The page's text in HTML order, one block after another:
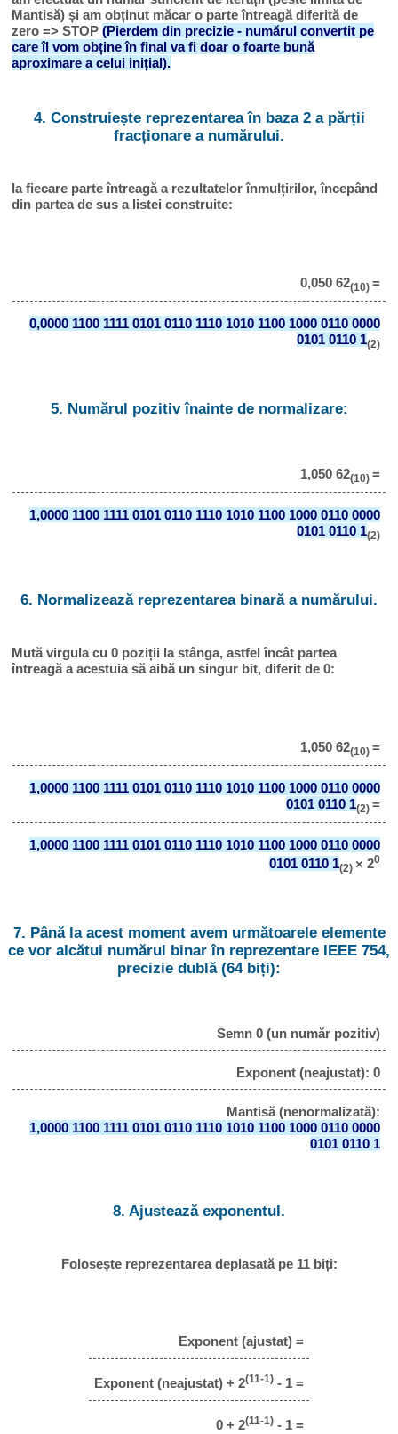
Mantisă) și am obținut măcar o parte întreagă diferită de
zero => STOP(Pierdem din precizie - numărul convertit pe
care îl vom obține în final va fi doar o foarte bună
aproximare a celui inițial).
4. Construiește reprezentarea în baza 2 a părții
fracționare a numărului.
Ia fiecare parte întreagă a rezultatelor înmulțirilor, începând
din partea de sus a listei construite:
0,050 62(10) =
0,0000 1100 1111 0101 0110 1110 1010 1100 1000 0110 0000
0101 0110 1(2)
5. Numărul pozitiv înainte de normalizare:
1,050 62(10) =
1,0000 1100 1111 0101 0110 1110 1010 1100 1000 0110 0000
0101 0110 1(2)
6. Normalizează reprezentarea binară a numărului.
Mută virgula cu 0 poziții la stânga, astfel încât partea
întreagă a acestuia să aibă un singur bit, diferit de 0:
1,050 62(10) =
1,0000 1100 1111 0101 0110 1110 1010 1100 1000 0110 0000
0101 0110 1(2) =
1,0000 1100 1111 0101 0110 1110 1010 1100 1000 0110 0000
0101 0110 1(2) × 20
7. Până la acest moment avem următoarele elemente
ce vor alcătui numărul binar în reprezentare IEEE 754,
precizie dublă (64 biți):
Semn 0 (un număr pozitiv)
Exponent (neajustat): 0
Mantisă (nenormalizată):
1,0000 1100 1111 0101 0110 1110 1010 1100 1000 0110 0000
0101 0110 1
8. Ajustează exponentul.
Folosește reprezentarea deplasată pe 11 biți:
Exponent (ajustat) =
Exponent (neajustat) + 2(11-1) - 1 =
0 + 2(11-1) - 1 =